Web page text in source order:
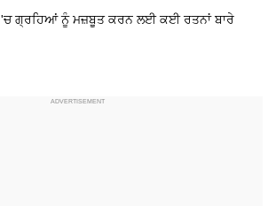
'ਚ ਗ੍ਰਹਿਆਂ ਨੂੰ ਮਜ਼ਬੂਤ ਕਰਨ ਲਈ ਕਈ ਰਤਨਾਂ ਬਾਰੇ